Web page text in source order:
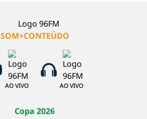
SOM+CONTEÚDO
AO VIVO AO VIVO
Copa 2026